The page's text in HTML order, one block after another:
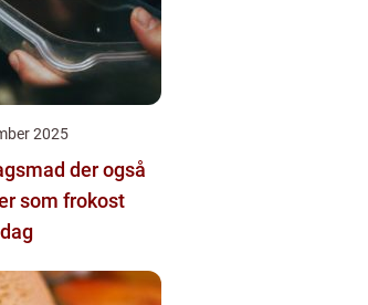
2025
der også
som frokost